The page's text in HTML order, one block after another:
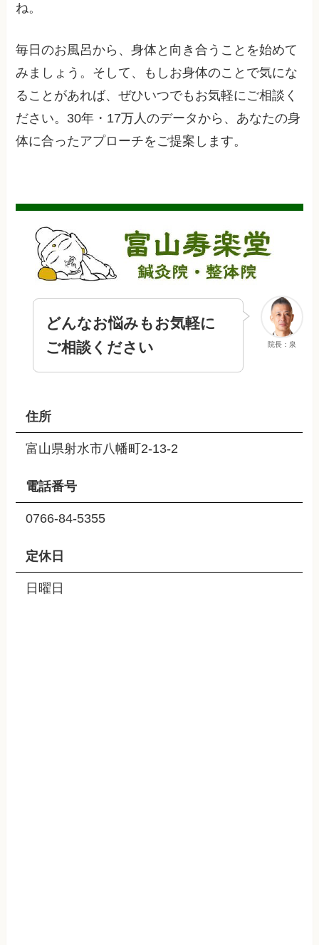
ね。
毎日のお風呂から、身体と向き合うことを始めて
みましょう。そして、もしお身体のことで気にな
ることがあれば、ぜひいつでもお気軽にご相談く
ださい。30年・17万人のデータから、あなたの身
体に合ったアプローチをご提案します。
院長：泉
どんなお悩みもお気軽に
ご相談ください
住所
富山県射水市八幡町2-13-2
電話番号
0766-84-5355
定休日
日曜日